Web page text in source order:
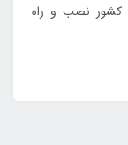
کشور نصب و راه